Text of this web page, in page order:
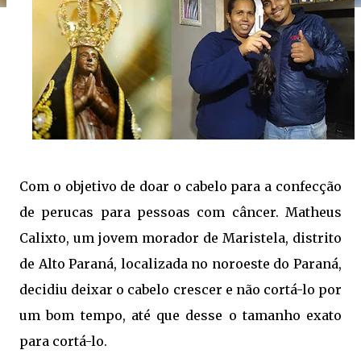
Com o objetivo de doar o cabelo para a confecção
de perucas para pessoas com câncer. Matheus
Calixto, um jovem morador de Maristela, distrito
de Alto Paraná, localizada no noroeste do Paraná,
decidiu deixar o cabelo crescer e não cortá-lo por
um bom tempo, até que desse o tamanho exato
para cortá-lo.